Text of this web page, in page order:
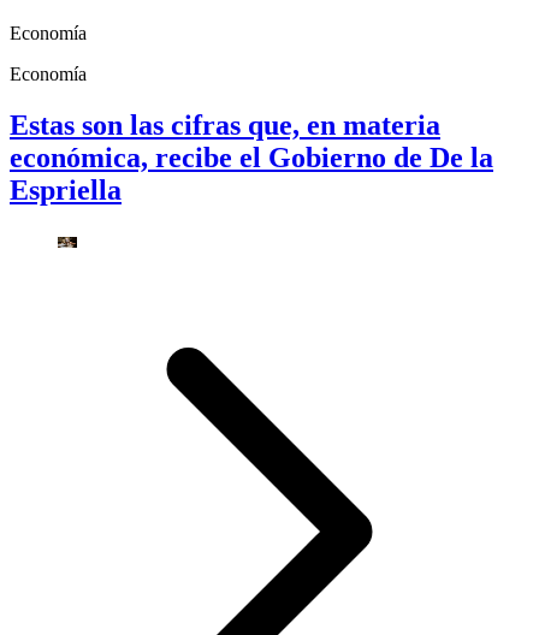
Economía
Economía
Estas son las cifras que, en materia
económica, recibe el Gobierno de De la
Espriella